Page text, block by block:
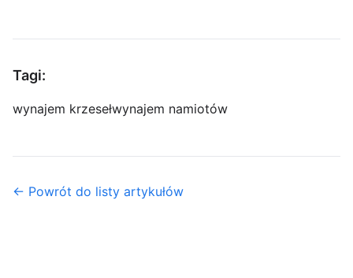
Tagi:
wynajem krzesełwynajem namiotów
← Powrót do listy artykułów